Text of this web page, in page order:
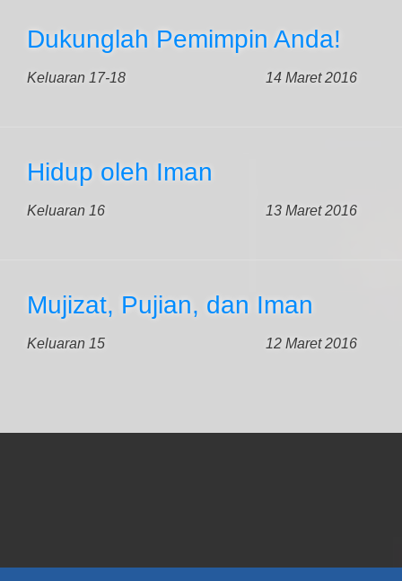
Dukunglah Pemimpin Anda!
Keluaran 17-18 14 Maret 2016
Hidup oleh Iman
Keluaran 16 13 Maret 2016
Mujizat, Pujian, dan Iman
Keluaran 15 12 Maret 2016